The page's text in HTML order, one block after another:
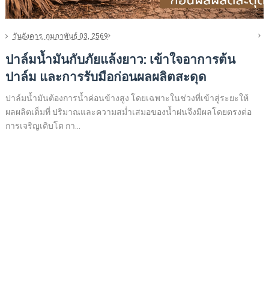
วันอังคาร, กุมภาพันธ์ 03, 2569
ปาล์มน้ำมันกับภัยแล้งยาว: เข้าใจอาการต้น
ปาล์ม และการรับมือก่อนผลผลิตสะดุด
ปาล์มน้ำมันต้องการน้ำค่อนข้างสูง โดยเฉพาะในช่วงที่เข้าสู่ระยะให้
ผลผลิตเต็มที่ ปริมาณและความสม่ำเสมอของน้ำฝนจึงมีผลโดยตรงต่อ
การเจริญเติบโต กา...